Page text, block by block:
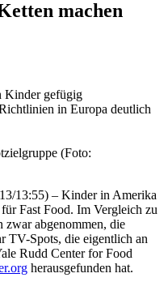
machen
Kinder gefügig
in Europa deutlich
(Foto:
13:55) – Kinder in Amerika
Fast Food. Im Vergleich zu
zwar abgenommen, die
TV-Spots, die eigentlich an
Rudd Center for Food
herausgefunden hat.